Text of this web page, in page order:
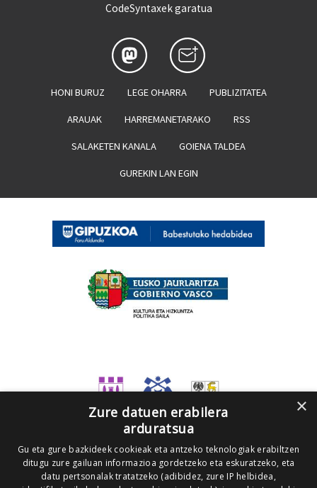
CodeSyntaxek garatua
HONI BURUZ LEGE OHARRA PUBLIZITATEA
ARAUAK HARREMANETARAKO RSS
SALAKETEN KANALA GOIENA TALDEA
GUREKIN LAN EGIN
×
Zure datuen erabilera
arduratsua
Gu eta gure bazkideek cookieak eta antzeko teknologiak erabiltzen
ditugu zure gailuan informazioa gordetzeko eta eskuratzeko, eta
datu pertsonalak tratatzeko (adibidez, zure IP helbidea,